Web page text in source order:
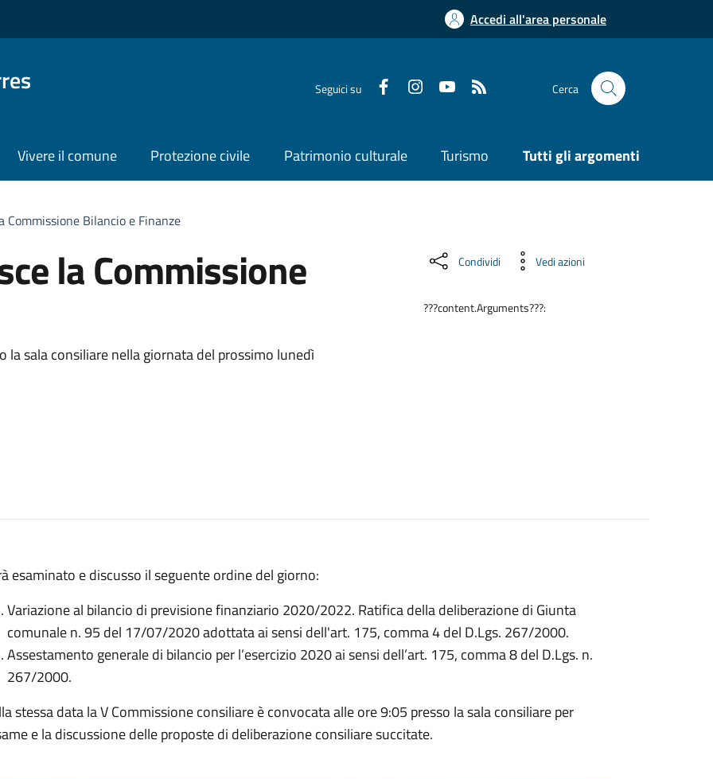
Accedi all'area personale
Seguici su Cerca
Vivere il comune Protezione civile Patrimonio culturale Turismo Tutti gli argomenti
Bilancio e Finanze
la Commissione
la sala consiliare nella giornata del prossimo lunedì
Condividi Vedi azioni
???content.Arguments???:
esaminato e discusso il seguente ordine del giorno:
Variazione al bilancio di previsione finanziario 2020/2022. Ratifica della deliberazione di Giunta
comunale n. 95 del 17/07/2020 adottata ai sensi dell'art. 175, comma 4 del D.Lgs. 267/2000.
Assestamento generale di bilancio per l’esercizio 2020 ai sensi dell’art. 175, comma 8 del D.Lgs. n.
267/2000.
stessa data la V Commissione consiliare è convocata alle ore 9:05 presso la sala consiliare per
e la discussione delle proposte di deliberazione consiliare succitate.